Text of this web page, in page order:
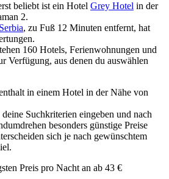
beliebt ist ein Hotel Grey Hotel in der
2.
, zu Fuß 12 Minuten entfernt, hat
160 Hotels, Ferienwohnungen und
Verfügung, aus denen du auswählen
in einem Hotel in der Nähe von
Suchkriterien eingeben und nach
besonders günstige Preise
sich je nach gewünschtem
Preis pro Nacht an ab 43 €